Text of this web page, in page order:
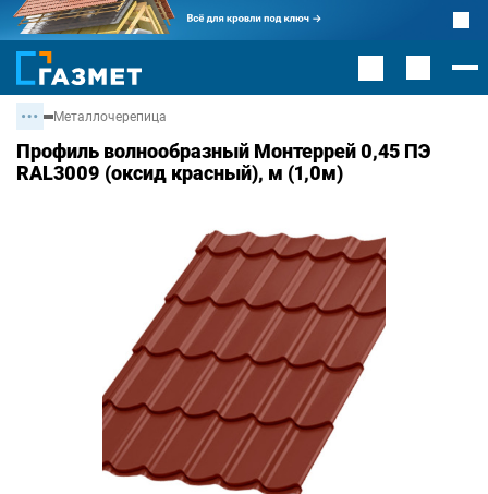
Металлочерепица
Профиль волнообразный Монтеррей 0,45 ПЭ
RAL3009 (оксид красный), м (1,0м)